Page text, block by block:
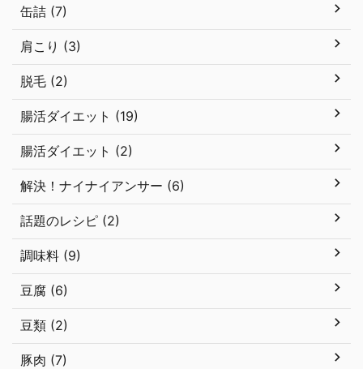
缶詰 (7)
肩こり (3)
脱毛 (2)
腸活ダイエット (19)
腸活ダイエット (2)
解決！ナイナイアンサー (6)
話題のレシピ (2)
調味料 (9)
豆腐 (6)
豆類 (2)
豚肉 (7)